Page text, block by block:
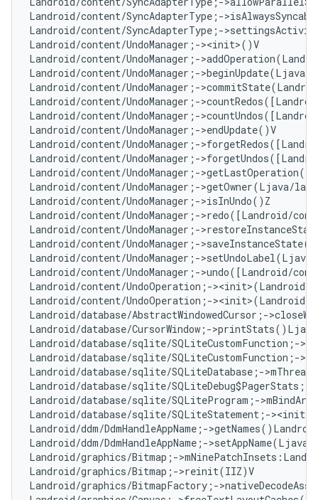
d/content/UndoManager;->redo([Landroid/content/UndoOwner;I)I
Landroid/content/UndoManager;->restoreInstanceState(Landroid/os/Parcel;Ljava/lang/ClassLoader;)V
Landroid/content/UndoManager;->saveInstanceState(Landroid/os/Parcel;)V
Landroid/content/UndoManager;->setUndoLabel(Ljava/lang/CharSequence;)V
Landroid/content/UndoManager;->undo([Landroid/content/UndoOwner;I)I
Landroid/content/UndoOperation;-><init>(Landroid/content/UndoOwner;)V
Landroid/content/UndoOperation;-><init>(Landroid/os/Parcel;Ljava/lang/ClassLoader;)V
Landroid/database/AbstractWindowedCursor;->closeWindow()V
Landroid/database/CursorWindow;->printStats()Ljava/lang/String;
Landroid/database/sqlite/SQLiteCustomFunction;->dispatchCallback([Ljava/lang/String;)V
Landroid/database/sqlite/SQLiteCustomFunction;->numArgs:I
Landroid/database/sqlite/SQLiteDatabase;->mThreadSession:Ljava/lang/ThreadLocal;
Landroid/database/sqlite/SQLiteDebug$PagerStats;->pageCacheOverflow:I
Landroid/database/sqlite/SQLiteProgram;->mBindArgs:[Ljava/lang/Object;
Landroid/database/sqlite/SQLiteStatement;-><init>(Landroid/database/sqlite/SQLiteDatabase;Ljava/lang/String;[Ljava/lang/Object;)V
Landroid/ddm/DdmHandleAppName;->getNames()Landroid/ddm/DdmHandleAppName$Names;
Landroid/ddm/DdmHandleAppName;->setAppName(Ljava/lang/String;Ljava/lang/String;I)V
Landroid/graphics/Bitmap;->mNinePatchInsets:Landroid/graphics/NinePatch$InsetStruct;
Landroid/graphics/Bitmap;->reinit(IIZ)V
Landroid/graphics/BitmapFactory;->nativeDecodeAsset(JLandroid/graphics/Rect;Landroid/graphics/BitmapFactory$Options;JJ)Landroid/graphics/Bitmap;
Landroid/graphics/Canvas;->freeTextLayoutCaches()V
Landroid/graphics/Canvas;->release()V
Landroid/graphics/CanvasProperty;->createFloat(F)Landroid/graphics/CanvasProperty;
Landroid/graphics/CanvasProperty;->createPaint(Landroid/graphics/Paint;)Landroid/graphics/CanvasProperty;
Landroid/graphics/ColorMatrixColorFilter;->setColorMatrixArray([F)V
Landroid/graphics/drawable/AnimatedStateListDrawable$AnimatedStateListState;->mStateIds:Landroid/util/SparseIntArray;
Landroid/graphics/drawable/AnimatedStateListDrawable$AnimatedStateListState;->mTransitions:Landroid/util/LongSparseLongArray;
Landroid/graphics/drawable/AnimatedVectorDrawable$VectorDrawableAnimatorRT;->callOnFinished(Landroid/graphics/drawable/AnimatedVectorDrawable$VectorDrawableAnimatorRT;I)V
Landroid/graphics/drawable/AnimatedVectorDrawable;->mAnimatedVectorState:Landroid/graphics/drawable/AnimatedVectorDrawable$AnimatedVectorDrawableState;
Landroid/graphics/drawable/ColorDrawable;->mPaint:Landroid/graphics/Paint;
Landroid/graphics/drawable/Drawable;->parseBlendMode(ILandroid/graphics/BlendMode;)Landroid/graphics/BlendMode;
Landroid/graphics/drawable/DrawableInflater;->mClassLoader:Ljava/lang/ClassLoader;
Landroid/graphics/drawable/DrawableWrapper;->mState:Landroid/graphics/drawable/DrawableWrapper$DrawableWrapperState;
Landroid/graphics/drawable/Icon;->createWithResource(Landroid/content/res/Resources;I)Landroid/graphics/drawable/Icon;
Landroid/graphics/drawable/Icon;->getDataLength()I
Landroid/graphics/drawable/Icon;->hasTint()Z
Landroid/graphics/drawable/InsetDrawable;->mState:Landroid/graphics/drawable/InsetDrawable$InsetState;
Landroid/graphics/drawable/LayerDrawable;->addLayer(Landroid/graphics/drawable/LayerDrawable$ChildDrawable;)I
Landroid/graphics/drawable/RippleDrawable$RippleState;->mColor:Landroid/content/res/ColorStateList;
Landroid/graphics/drawable/RippleDrawable;->mDensity:I
Landroid/graphics/drawable/ScaleDrawable;->mState:Landroid/graphics/drawable/ScaleDrawable$ScaleState;
Landroid/graphics/drawable/StateListDrawable;->extractStateSet(Landroid/util/AttributeSet;)[I
Landroid/graphics/drawable/StateListDrawable;->updateStateFromTypedArray(Landroid/content/res/TypedArray;)V
Landroid/graphics/drawable/VectorDrawable;->mTintFilter:Landroid/graphics/PorterDuffColorFilter;
Landroid/graphics/FontListParser;->parse(Ljava/io/InputStream;)Landroid/text/FontConfig;
Landroid/graphics/fonts/FontVariationAxis;->mStyleValue:F
Landroid/graphics/GraphicBuffer;-><init>(IIIIJ)V
Landroid/graphics/GraphicBuffer;->mNativeObject:J
Landroid/graphics/LightingColorFilter;->setColorAdd(I)V
Landroid/graphics/LightingColorFilter;->setColorMultiply(I)V
Landroid/graphics/LinearGradient;->mColor1:I
Landroid/graphics/LinearGradient;->mPositions:[F
Landroid/graphics/LinearGradient;->mTileMode:Landroid/graphics/Shader$TileMode;
Landroid/graphics/LinearGradient;->mX0:F
Landroid/graphics/LinearGradient;->mX1:F
Landroid/graphics/LinearGradient;->mY0:F
Landroid/graphics/LinearGradient;->mY1:F
Landroid/graphics/Movie;->mNativeMovie:J
Landroid/graphics/Paint;->mNativePaint:J
Landroid/graphics/Path;->isSimplePath:Z
Landroid/graphics/Path;->rects:Landroid/graphics/Region;
Landroid/graphics/pdf/PdfRenderer;->doClose()V
Landroid/graphics/pdf/PdfRenderer;->mCurrentPage:Landroid/graphics/pdf/PdfRenderer$Page;
Landroid/graphics/PorterDuffColorFilter;->getMode()Landroid/graphics/PorterDuff$Mode;
Landroid/graphics/RadialGradient;->mCenterColor:I
Landroid/graphics/RadialGradient;->mColors:[I
Landroid/graphics/RadialGradient;->mEdgeColor:I
Landroid/graphics/RadialGradient;->mPositions:[F
Landroid/graphics/RadialGradient;->mRadius:F
Landroid/graphics/RadialGradient;->mTileMode:Landroid/graphics/Shader$TileMode;
Landroid/graphics/RadialGradient;->mX:F
Landroid/graphics/RadialGradient;->mY:F
Landroid/graphics/Region;-><init>(JI)V
Landroid/graphics/Region;->mNativeRegion:J
Landroid/graphics/Region;->recycle()V
Landroid/graphics/SurfaceTexture;->mFrameAvailableListener:J
Landroid/graphics/SurfaceTexture;->mOnFrameAvailableHandler:Landroid/os/Handler;
Landroid/graphics/SurfaceTexture;->postEventFromNative(Ljava/lang/ref/WeakReference;)V
Landroid/graphics/SweepGradient;->mColor0:I
Landroid/graphics/SweepGradient;->mColor1:I
Landroid/graphics/SweepGradient;->mColors:[I
Landroid/graphics/SweepGradient;->mCx:F
Landroid/graphics/SweepGradient;->mCy:F
Landroid/graphics/SweepGradient;->mPositions:[F
Landroid/graphics/Typeface;->nativeCreateFromArray([JJII)J
Landroid/graphics/Xfermode;->porterDuffMode:I
Landroid/hardware/biometrics/BiometricConstants;->BIOMETRIC_ERROR_VENDOR_BASE:I
Landroid/hardware/biometrics/BiometricFingerprintConstants;->FINGERPRINT_ERROR_VENDOR_BASE:I
Landroid/hardware/Camera$Parameters;->splitArea(Ljava/lang/String;)Ljava/util/ArrayList;
Landroid/hardware/camera2/CameraCharacteristics$Key;-><init>(Ljava/lang/String;Ljava/lang/Class;J)V
Landroid/hardware/camera2/CameraCharacteristics;->mProperties:Landroid/hardware/camera2/impl/CameraMetadataNative;
Landroid/hardware/camera2/CaptureRequest$Key;-><init>(Ljava/lang/String;Ljava/lang/Class;J)V
Landroid/hardware/camera2/CaptureRequest;->mLogicalCameraSettings:Landroid/hardware/camera2/impl/CameraMetadataNative;
Landroid/hardware/camera2/CaptureResult$Key;-><init>(Ljava/lang/String;Ljava/lang/Class;J)V
Landroid/hardware/camera2/impl/CameraMetadataNative$Key;->cacheTag(I)V
Landroid/hardware/camera2/impl/CameraMetadataNative$Key;->hasTag()Z
Landroid/hardware/camera2/impl/CameraMetadataNative;->mMetadataPtr:J
Landroid/hardware/camera2/impl/